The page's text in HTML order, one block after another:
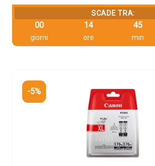
SCADE TRA:
00
giorni
14
ore
45
min
-5%